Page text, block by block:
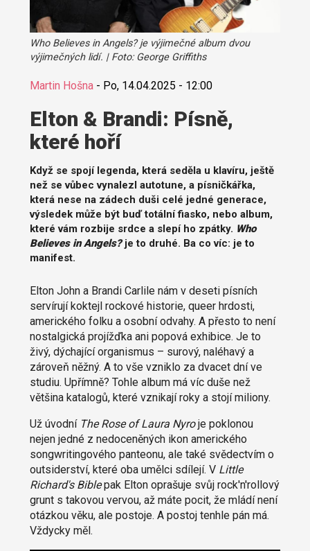
Who Believes in Angels? je výjimečné album dvou
výjimečných lidí. | Foto: George Griffiths
Martin Hošna- Po, 14.04.2025 - 12:00
Elton & Brandi: Písně,
které hoří
Když se spojí legenda, která seděla u klavíru, ještě
než se vůbec vynalezl autotune, a písničkářka,
která nese na zádech duši celé jedné generace,
výsledek může být buď totální fiasko, nebo album,
které vám rozbije srdce a slepí ho zpátky. Who
Believes in Angels?je to druhé. Ba co víc: je to
manifest.
Elton John a Brandi Carlile nám v deseti písních
servírují koktejl rockové historie, queer hrdosti,
amerického folku a osobní odvahy. A přesto to není
nostalgická projížďka ani popová exhibice. Je to
živý, dýchající organismus – surový, naléhavý a
zároveň něžný. A to vše vzniklo za dvacet dní ve
studiu. Upřímně? Tohle album má víc duše než
většina katalogů, které vznikají roky a stojí miliony.
Už úvodní The Rose of Laura Nyroje poklonou
nejen jedné z nedoceněných ikon amerického
songwritingového panteonu, ale také svědectvím o
outsiderství, které oba umělci sdílejí. V Little
Richard's Biblepak Elton oprašuje svůj rock'n'rollový
grunt s takovou vervou, až máte pocit, že mládí není
otázkou věku, ale postoje. A postoj tenhle pán má.
Vždycky měl.